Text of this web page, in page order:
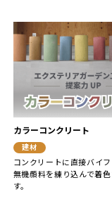
カラーコンクリート
建材
コンクリートに直接バイ
無機顔料を練り込んで着
す。